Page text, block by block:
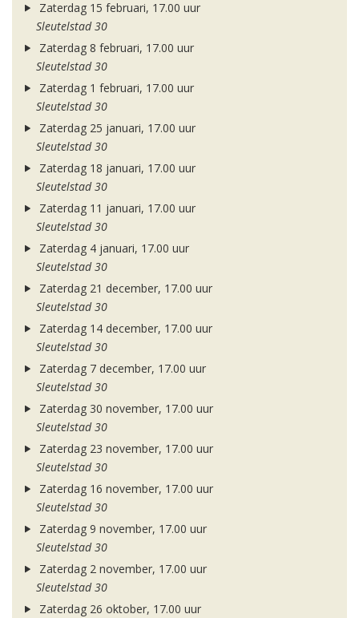
Zaterdag 15 februari, 17.00 uur
Sleutelstad 30
Zaterdag 8 februari, 17.00 uur
Sleutelstad 30
Zaterdag 1 februari, 17.00 uur
Sleutelstad 30
Zaterdag 25 januari, 17.00 uur
Sleutelstad 30
Zaterdag 18 januari, 17.00 uur
Sleutelstad 30
Zaterdag 11 januari, 17.00 uur
Sleutelstad 30
Zaterdag 4 januari, 17.00 uur
Sleutelstad 30
Zaterdag 21 december, 17.00 uur
Sleutelstad 30
Zaterdag 14 december, 17.00 uur
Sleutelstad 30
Zaterdag 7 december, 17.00 uur
Sleutelstad 30
Zaterdag 30 november, 17.00 uur
Sleutelstad 30
Zaterdag 23 november, 17.00 uur
Sleutelstad 30
Zaterdag 16 november, 17.00 uur
Sleutelstad 30
Zaterdag 9 november, 17.00 uur
Sleutelstad 30
Zaterdag 2 november, 17.00 uur
Sleutelstad 30
Zaterdag 26 oktober, 17.00 uur